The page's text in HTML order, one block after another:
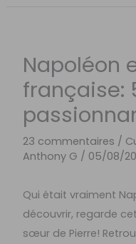
Napoléon
française:
23 commentaires /
Anthony G / 05/08/
Qui était vraiment
découvrir, regarde
sœur de Pierre!